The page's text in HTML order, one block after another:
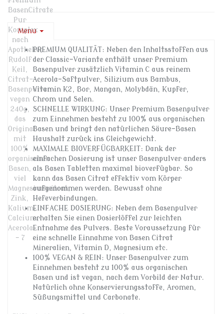
Menu
PREMIUM QUALITÄT: Neben den Inhaltsstoffen aus
der Classic-Variante enthält unser Premium
Basenpulver zusätzlich Vitamin C aus reinem
Acerola-Saftpulver, Silizium aus Bambus,
Vitamin K2, Bor, Mangan, Molybdän, Kupfer,
Chrom und Selen.
SCHNELLE WIRKUNG: Unser Premium Basenpulver
zum Einnehmen besteht zu 100% aus organischen
Basen und bringt den natürlichen Säure-Basen
Haushalt zurück ins Gleichgewicht.
MAXIMALE BIOVERFÜGBARKEIT: Dank der
einfachen Dosierung ist unser Basenpulver anders
als Basen Tabletten maximal bioverfügbar. So
kann das Basen Citrat effektiv vom Körper
aufgenommen werden. Bewusst ohne
Hefeverbindungen.
EINFACHE DOSIERUNG: Neben dem Basenpulver
erhalten Sie einen Dosierlöffel zur leichten
Entnahme des Pulvers. Beste Voraussetzung für
eine schnelle Einnahme von Basen Citrat
Mineralien, Vitamin D, Magnesium etc.
100% VEGAN & REIN: Unser Basenpulver zum
Einnehmen besteht zu 100% aus organischen
Basen und ist vegan, nach dem Vorbild der Natur.
Natürlich ohne Konservierungsstoffe, Aromen,
Süßungsmittel und Carbonate.